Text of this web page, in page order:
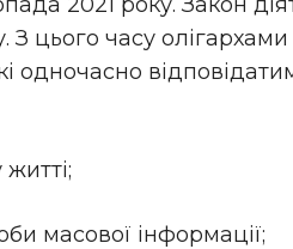
З цього часу олігархами
одночасно
масової інформації;